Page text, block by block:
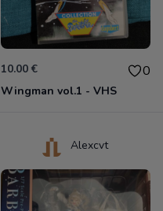
10.00 € 0
Wingman vol.1 - VHS
Alexcvt